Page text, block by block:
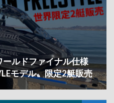
ールドファイナル仕様
モデル〟限定2艇販売